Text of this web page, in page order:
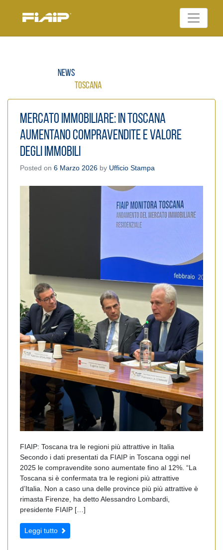
Federazione Italiana
News
Toscana
Mercato immobiliare: In Toscana
aumentano compravendite e valore
degli immobili
Posted on 6 Marzo 2026 by Ufficio Stampa
FIAIP: Toscana tra le regioni più attrattive in Italia
Secondo i dati presentati da FIAIP in Toscana oggi nel
2025 le compravendite sono aumentate fino al 12%. “La
Toscana si è confermata tra le regioni più attrattive
d’Italia. Non a caso una delle province più più attrattive è
rimasta Firenze, ha detto Alessandro Lombardi,
presidente FIAIP […]
Leggi tutto